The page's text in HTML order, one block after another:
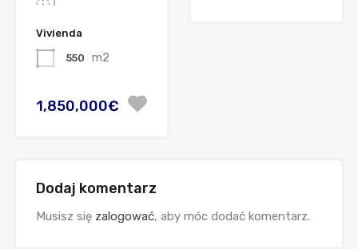
Vivienda
550 m2
1,850,000€
Dodaj komentarz
Musisz się zalogować, aby móc dodać komentarz.